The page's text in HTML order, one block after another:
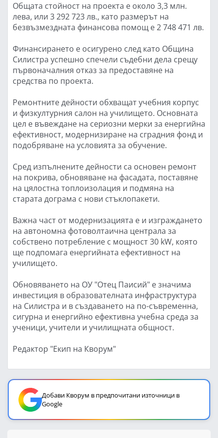
Общата стойност на проекта е около 3,3 млн.
лева, или 3 292 723 лв., като размерът на
безвъзмездната финансова помощ е 2 748 471 лв.
Финансирането е осигурено след като Община
Силистра успешно спечели съдебни дела срещу
първоначалния отказ за предоставяне на
средства по проекта.
Ремонтните дейности обхващат учебния корпус
и физкултурния салон на училището. Основната
цел е въвеждане на сериозни мерки за енергийна
ефективност, модернизиране на сградния фонд и
подобряване на условията за обучение.
Сред изпълнените дейности са основен ремонт
на покрива, обновяване на фасадата, поставяне
на цялостна топлоизолация и подмяна на
старата дограма с нови стъклопакети.
Важна част от модернизацията е и изграждането
на автономна фотоволтаична централа за
собствено потребление с мощност 30 kW, която
ще подпомага енергийната ефективност на
училището.
Обновяването на ОУ "Отец Паисий" е значима
инвестиция в образователната инфраструктура
на Силистра и в създаването на по-съвременна,
сигурна и енергийно ефективна учебна среда за
ученици, учители и училищната общност.
Редактор "Екип на Кворум"
Добави Кворум в предпочитани източници в
Google